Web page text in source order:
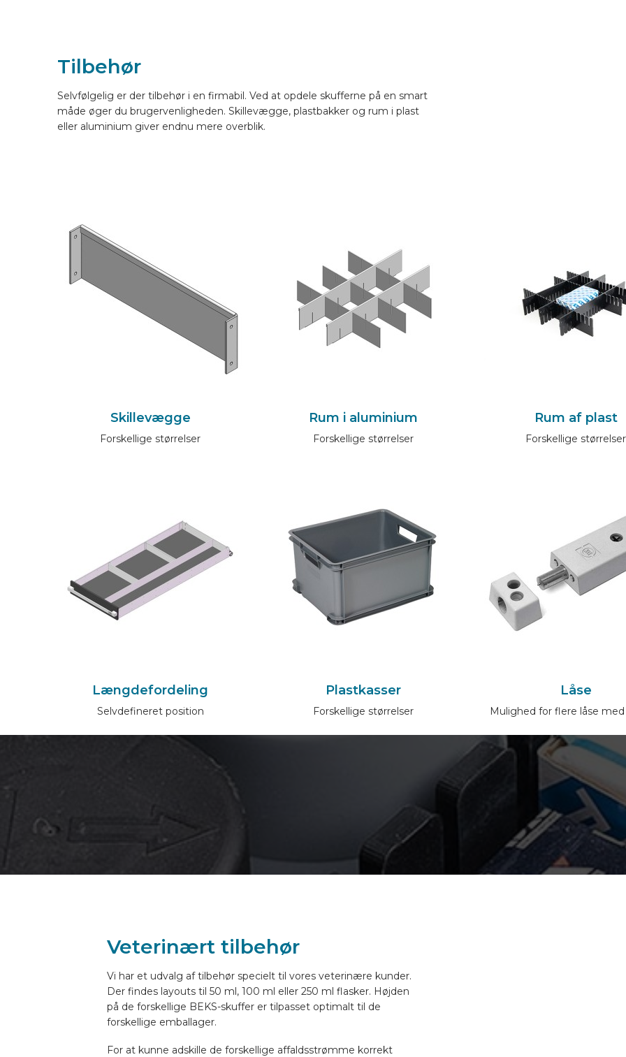
DA
Tilbehør
Selvfølgelig er der tilbehør i en firmabil. Ved at opdele skufferne på en smart
måde øger du brugervenligheden. Skillevægge, plastbakker og rum i plast
eller aluminium giver endnu mere overblik.
Skillevægge
Forskellige størrelser
Rum i aluminium
Forskellige størrelser
Rum af plast
Forskellige størrelser
Længdefordeling
Selvdefineret position
Plastkasser
Forskellige størrelser
Låse
Mulighed for flere låse med
Veterinært tilbehør
Vi har et udvalg af tilbehør specielt til vores veterinære kunder.
Der findes layouts til 50 ml, 100 ml eller 250 ml flasker. Højden
på de forskellige BEKS-skuffer er tilpasset optimalt til de
forskellige emballager.
For at kunne adskille de forskellige affaldsstrømme korrekt